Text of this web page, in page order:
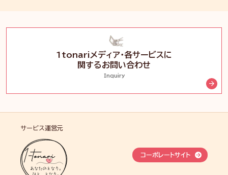
1tonariメディア・各サービスに
関するお問い合わせ
Inquiry
サービス運営元
コーポレートサイト